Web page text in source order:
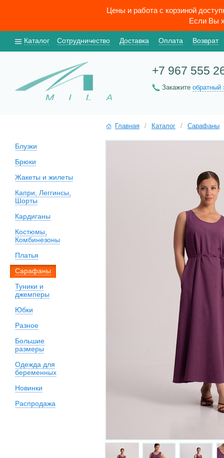
Цены и работа с корзиной
Если Вы
Каталог Сотрудничество Доставка Оплата Возврат
+7 967 555
Закажите обратный
Блузки
Брюки
Жакеты и жилеты
Капри, Леггинсы,
Шорты
Кардиганы
Костюмы,
Комбинезоны
Платья
Сарафаны
Туники и
джемперы
Юбки
Разное
Большие
размеры
Одежда для
беременных
Новинки
Распродажа
Главная / Каталог / Сарафаны